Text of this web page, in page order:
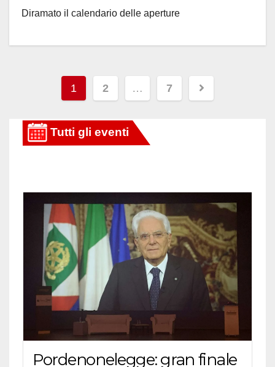
Diramato il calendario delle aperture
Paginazione
degli
articoli
1 2 … 7
Pordenonelegge: gran finale